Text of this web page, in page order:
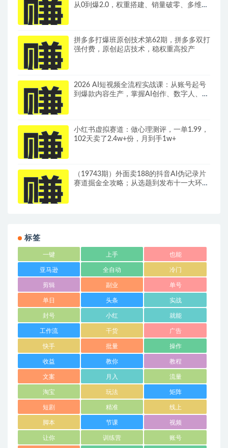
从0到爆2.0，权重搭建、销量破零、多维组
拼多多打爆班原创技术第62期，拼多多双打
强付费，原创起店技术，稳权重高投产
2026 AI短视频全流程实战课：从账号起号
到爆款内容生产，掌握AI创作、数字人、带
小红书虚拟赛道：做心理测评，一单1.99，
102天卖了2.4w+份，月到手1w+
（19743期）外面卖188的抖音AI伪记录片
赛道掘金全攻略；从选题到发布十一大环节
标签
一键 上手 也能
亚马逊 全自动 冷门
剪辑 副业 单号
单日 头条 实战
封号 小红 就能
工作流 干货 广告
快手 批量 操作
收益 教你 教程
文案 月入 流量
淘宝 玩法 矩阵
短剧 精准 线上
脚本 节课 视频
让你 训练营 账号